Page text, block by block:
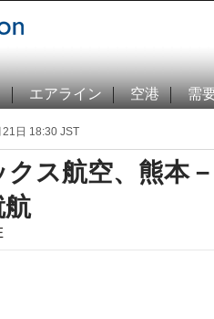
エアライン 空港 需
日 18:30 JST
ス航空、熊本